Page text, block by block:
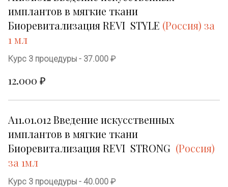
имплантов в мягкие ткани
Биоревитализация REVI  STYLE (Россия) за
1 мл
Курс 3 процедуры - 37.000 ₽
12.000 ₽
А11.01.012 Введение искусственных
имплантов в мягкие ткани
Биоревитализация REVI  STRONG (Россия)
за 1мл
Курс 3 процедуры - 40.000 ₽